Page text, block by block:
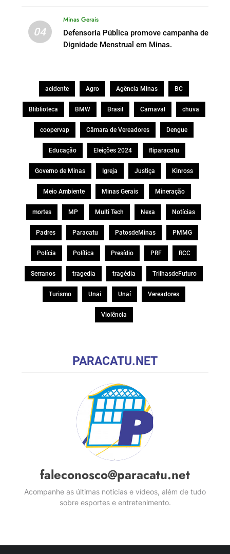
04
Minas Gerais
Defensoria Pública promove campanha de
Dignidade Menstrual em Minas.
acidente Agro Agência Minas BC
Bliblioteca BMW Brasil Carnaval chuva
coopervap Câmara de Vereadores Dengue
Educação Eleições 2024 fliparacatu
Governo de Minas Igreja Justiça Kinross
Meio Ambiente Minas Gerais Mineração
mortes MP Multi Tech Nexa Notícias
Padres Paracatu PatosdeMinas PMMG
Polícia Política Presídio PRF RCC
Serranos tragedia tragédia TrilhasdeFuturo
Turismo Unai Unaí Vereadores
Violência
PARACATU.NET
faleconosco@paracatu.net
Acompanhe as últimas notícias e vídeos, além de tudo
sobre esportes e entretenimento.